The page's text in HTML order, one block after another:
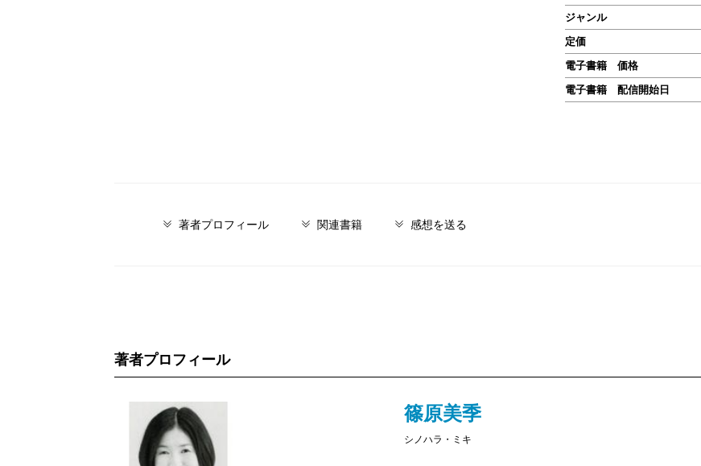
ジャンル
定価
電子書籍 価格
電子書籍 配信開始日
著者プロフィール 関連書籍 感想を送る
著者プロフィール
篠原美季
シノハラ・ミキ